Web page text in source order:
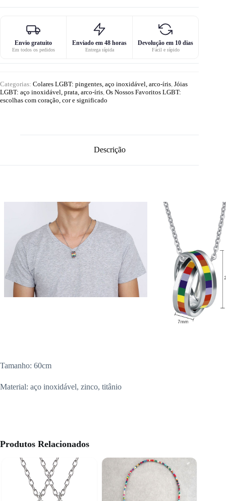
Envio gratuito
Em todos os pedidos
Enviado em 48 horas
Entrega rápida
Devolução em 10 dias
Fácil e rápido
Categorias: Colares LGBT: pingentes, aço inoxidável, arco-íris Jóias
LGBT: aço inoxidável, prata, arco-íris Os Nossos Favoritos LGBT:
escolhas com coração, cor e significado
Descrição
Tamanho: 60cm
Material: aço inoxidável, zinco, titânio
Produtos Relacionados